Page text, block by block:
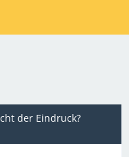
der Eindruck?